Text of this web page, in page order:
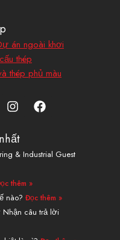
án ngoài khơi
thép
thép phủ màu
I
n
t
g
a
m
F
a
o
& Industrial Guest
thêm »
nào? Đọc thêm »
Nhận câu trả lời